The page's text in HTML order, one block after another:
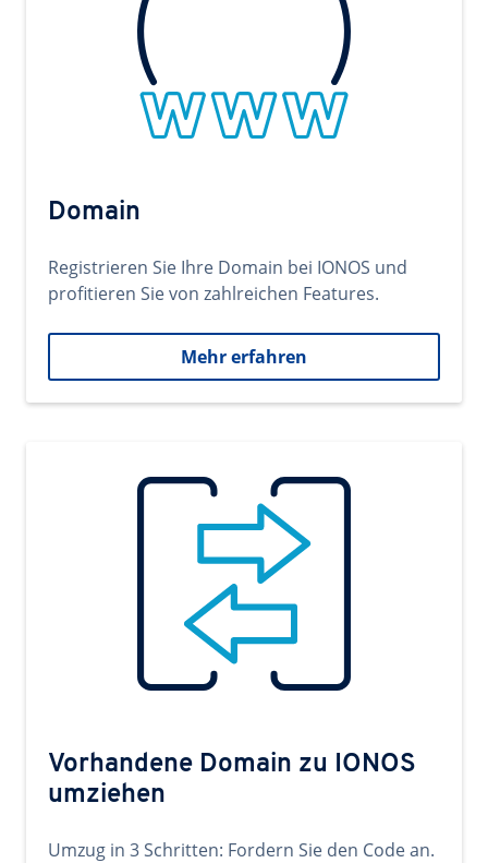
Domain
Registrieren Sie Ihre Domain bei IONOS und
profitieren Sie von zahlreichen Features.
Mehr erfahren
Vorhandene Domain zu IONOS
umziehen
Umzug in 3 Schritten: Fordern Sie den Code an.